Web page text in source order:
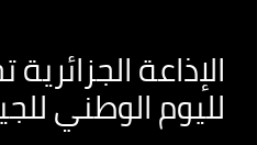
الإذاعة
لليوم الوطني